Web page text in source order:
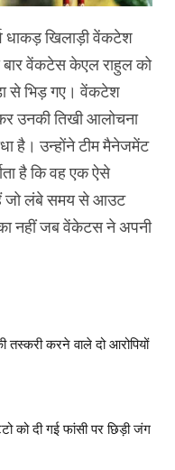
धाकड़ खिलाड़ी वेंकटेश
बार वेंकटेस केएल राहुल को
से भिड़ गए। वेंकटेश
उनकी तिखी आलोचना
है। उन्होंने टीम मैनेजमेंट
है कि वह एक ऐसे
हैं जो लंबे समय से आउट
नहीं जब वेंकेटस ने अपनी
तस्करी करने वाले दो आरोपियों
को दी गई फांसी पर छिड़ी जंग